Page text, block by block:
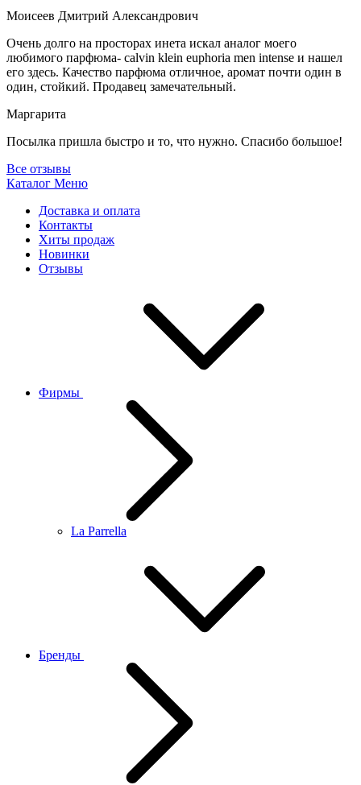
Моисеев Дмитрий Александрович
Очень долго на просторах инета искал аналог моего
любимого парфюма- calvin klein euphoria men intense и нашел
его здесь. Качество парфюма отличное, аромат почти один в
один, стойкий. Продавец замечательный.
Маргарита
Посылка пришла быстро и то, что нужно. Спасибо большое!
Все отзывы
Каталог Меню
Доставка и оплата
Контакты
Хиты продаж
Новинки
Отзывы
Фирмы
La Parrella
Бренды